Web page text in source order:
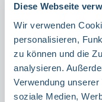
Diese Webseite
Wir verwenden
personalisieren,
zu können und die
analysieren.
Verwendung
soziale Medien,
Material
ALUMINIUM
Product Quantity: Enter the